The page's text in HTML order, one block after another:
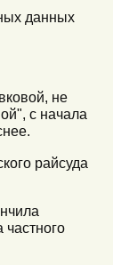
данных
не
с начала
райсуда